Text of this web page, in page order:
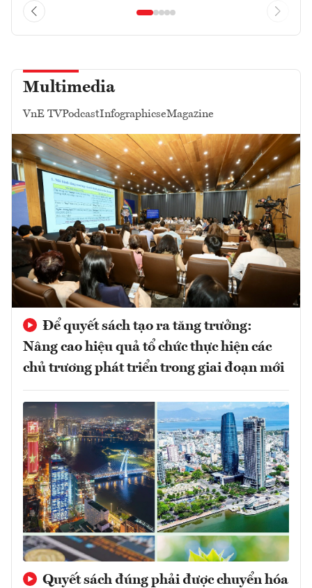
Multimedia
VnE TVPodcastInfographicseMagazine
Để quyết sách tạo ra tăng trưởng:
Nâng cao hiệu quả tổ chức thực hiện các
chủ trương phát triển trong giai đoạn mới
Quyết sách đúng phải được chuyển hóa